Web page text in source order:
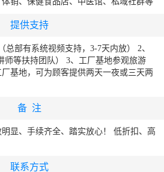
提供支持
总部有系统视频支持，3-7天内放） 2、
师等扶持团队） 3、工厂基地参观旅游
厂基地，可为顾客提供两天一夜或三天两
备 注
显、手续齐全、踏实放心！ 低折扣、高
联系方式